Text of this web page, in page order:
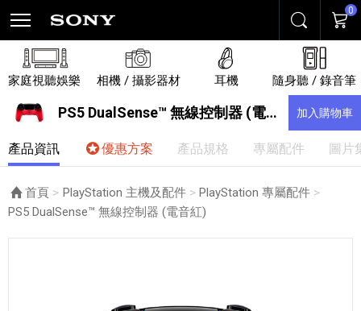
搜尋 購物
0
家庭視聽娛樂 相機 / 攝影器材 耳機 隨身聽 / 錄音筆
PS5 DualSense™ 無線控制器 (電音紅) 加入購物車
產品資訊 優惠方案 產品規格 專屬配件 圖片
首頁 PlayStation 主機及配件
PlayStation 專屬配件
目前頁面：
PS5 DualSense™ 無線控制器 (電音紅)